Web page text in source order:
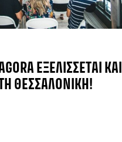
ΕΞΕΛΊΣΣΕΤΑΙ ΚΑΙ
ΘΕΣΣΑΛΟΝΊΚΗ!